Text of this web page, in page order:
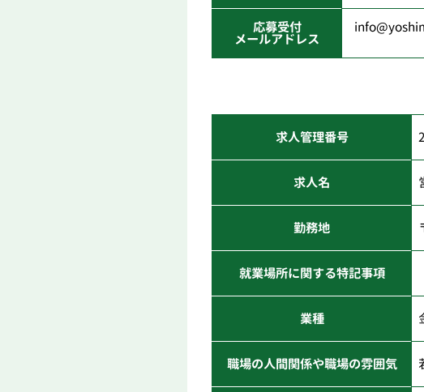
応募受付
メールアドレス
求人管理番号
求人名
勤務地
就業場所に関する特記事項
業種
職場の人間関係や職場の雰囲気